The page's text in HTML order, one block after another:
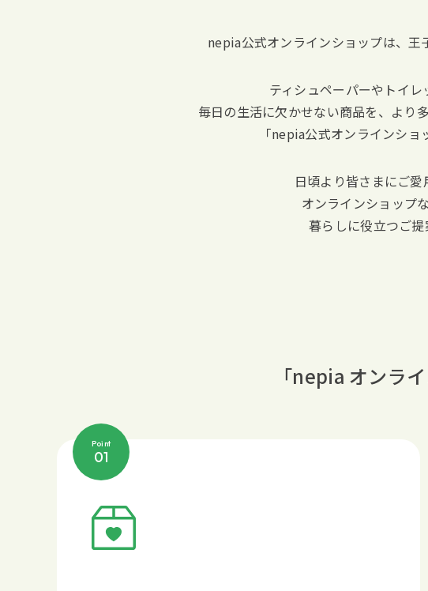
nepia公式オンラインショップは、王
ティシュペーパーやトイレ
毎日の生活に欠かせない商品を、より
「nepia公式オンラインショ
日頃より皆さまにご愛
オンラインショップ
暮らしに役立つご提
「nepia オンラ
Point
01